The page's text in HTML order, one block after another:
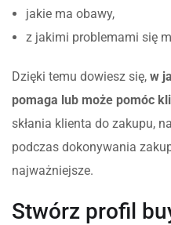
jakie ma obawy,
z jakimi problemami się
Dzięki temu dowiesz się, w
pomaga lub może pomóc
skłania klienta do zakupu,
podczas dokonywania
najważniejsze.
Stwórz profil